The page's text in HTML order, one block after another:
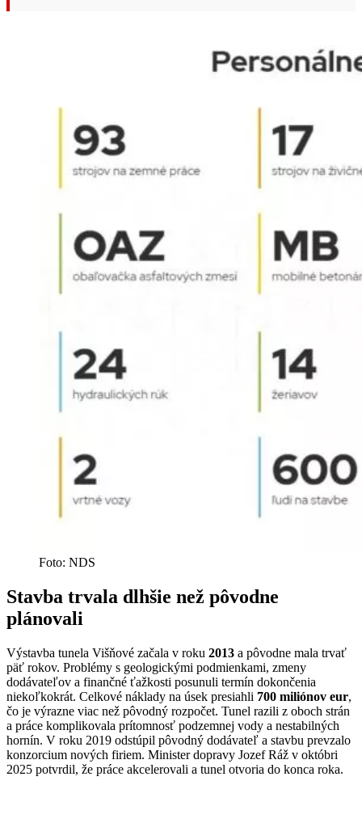
Foto: NDS
Stavba trvala dlhšie než pôvodne
plánovali
Výstavba tunela Višňové začala v roku 2013 a pôvodne mala trvať
päť rokov. Problémy s geologickými podmienkami, zmeny
dodávateľov a finančné ťažkosti posunuli termín dokončenia
niekoľkokrát. Celkové náklady na úsek presiahli 700 miliónov eur,
čo je výrazne viac než pôvodný rozpočet. Tunel razili z oboch strán
a práce komplikovala prítomnosť podzemnej vody a nestabilných
hornín. V roku 2019 odstúpil pôvodný dodávateľ a stavbu prevzalo
konzorcium nových firiem. Minister dopravy Jozef Ráž v októbri
2025 potvrdil, že práce akcelerovali a tunel otvoria do konca roka.